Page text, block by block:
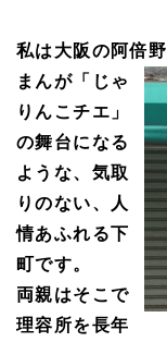
私は大阪の阿倍
まんが「じゃ
りんこチエ」
の舞台になる
ような、気取
りのない、人
情あふれる下
町です。
両親はそこで
理容所を長年